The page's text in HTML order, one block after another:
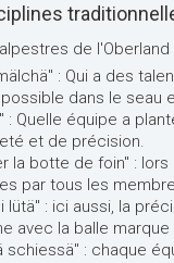
de
: Qui a des
dans le seau
: Quelle équipe a
et de précision.
la botte de foin" :
par tous les
lütä" : ici aussi, la
avec la balle
schiessä" : chaque